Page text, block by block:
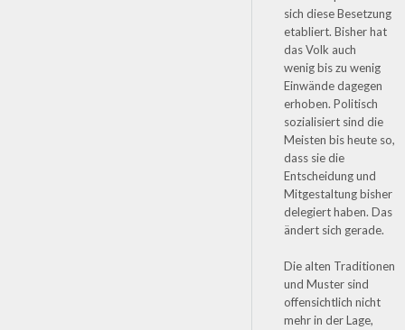
sich diese Besetzung
etabliert. Bisher hat
das Volk auch
wenig bis zu wenig
Einwände dagegen
erhoben. Politisch
sozialisiert sind die
Meisten bis heute so,
dass sie die
Entscheidung und
Mitgestaltung bisher
delegiert haben. Das
ändert sich gerade.
Die alten Traditionen
und Muster sind
offensichtlich nicht
mehr in der Lage,